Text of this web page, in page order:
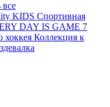
все
KIDS Спортивная
DAY IS GAME 7
хоккея Коллекция к